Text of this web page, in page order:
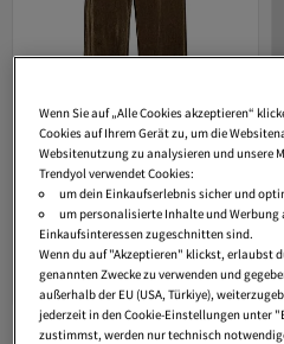
Vero Moda
Damen/Mädchen
Capers L
(1
Versand kostenlos ab 35€
33,99€
Wenn Sie auf „Alle Cookies akzeptieren“
Cookies auf Ihrem Gerät zu, um die
Websitenutzung zu analysieren und unsere
Trendyol verwendet Cookies:
um dein Einkaufserlebnis sicher und
um personalisierte Inhalte und Werbung
Einkaufsinteressen zugeschnitten sind.
Wenn du auf "Akzeptieren" klickst, erlaubst
genannten Zwecke zu verwenden und
außerhalb der EU (USA, Türkiye),
jederzeit in den Cookie-Einstellungen unter
zustimmst, werden nur technisch